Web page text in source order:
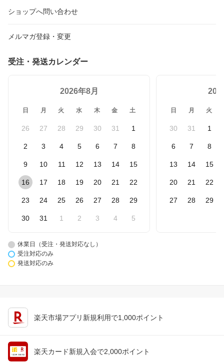
ショップへ問い合わせ
メルマガ登録・変更
受注・発送カレンダー
2026年8月
日 月 火 水 木 金 土
26 27 28 29 30 31 1
2 3 4 5 6 7 8
9 10 11 12 13 14 15
16 17 18 19 20 21 22
23 24 25 26 27 28 29
30 31 1 2 3 4 5
日 月 火
30 31 1
6 7 8
13 14 15
20 21 22
27 28 29
休業日（受注・発送対応なし）
受注対応のみ
発送対応のみ
楽天市場アプリ新規利用で1,000ポイント
楽天カード新規入会で2,000ポイント